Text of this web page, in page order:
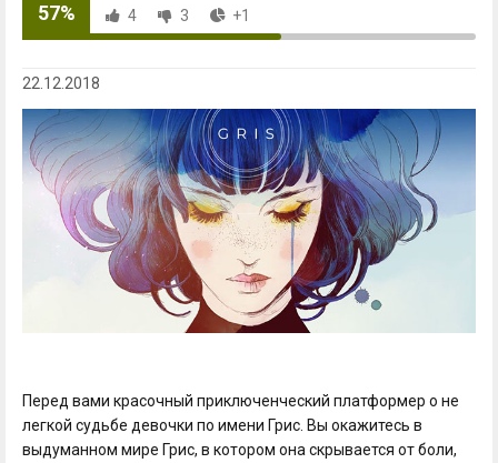
57% 4 3 +1
22.12.2018
Перед вами красочный приключенческий платформер о не
легкой судьбе девочки по имени Грис. Вы окажитесь в
выдуманном мире Грис, в котором она скрывается от боли,